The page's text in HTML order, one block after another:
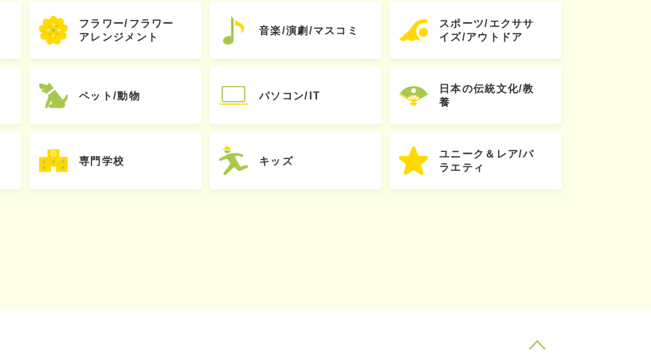
フラワー/フラワー
アレンジメント
音楽/演劇/マスコミ
スポーツ/エクササ
イズ/アウトドア
ペット/動物 パソコン/IT
日本の伝統文化/教
養
専門学校 キッズ
ユニーク＆レア/バ
ラエティ